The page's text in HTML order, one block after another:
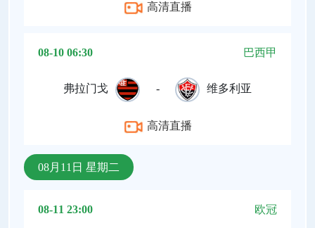
高清直播
08-10 06:30 巴西甲
弗拉门戈 - 维多利亚
高清直播
08月11日 星期二
08-11 23:00 欧冠